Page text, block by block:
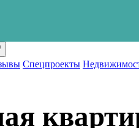
Спецпроекты